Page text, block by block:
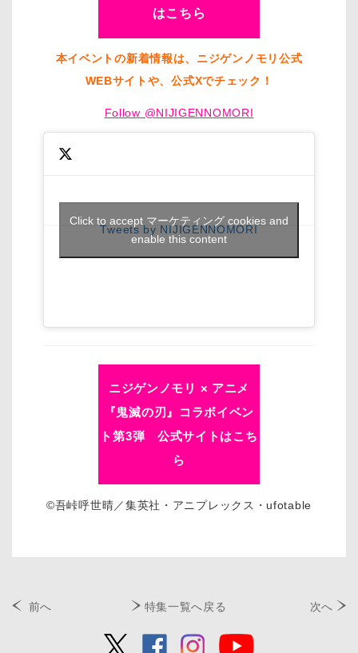
はこちら
本イベントの新着情報は、ニジゲンノモリ公式
WEBサイトや、公式Xでチェック！
Follow @NIJIGENNOMORI
Tweets by NIJIGENNOMORI
Click to accept マーケティング cookies and
enable this content
ニジゲンノモリ × アニメ
『鬼滅の刃』コラボイベン
ト第3弾 公式サイトはこち
ら
©吾峠呼世晴／集英社・アニプレックス・ufotable
前へ 特集一覧へ戻る 次へ